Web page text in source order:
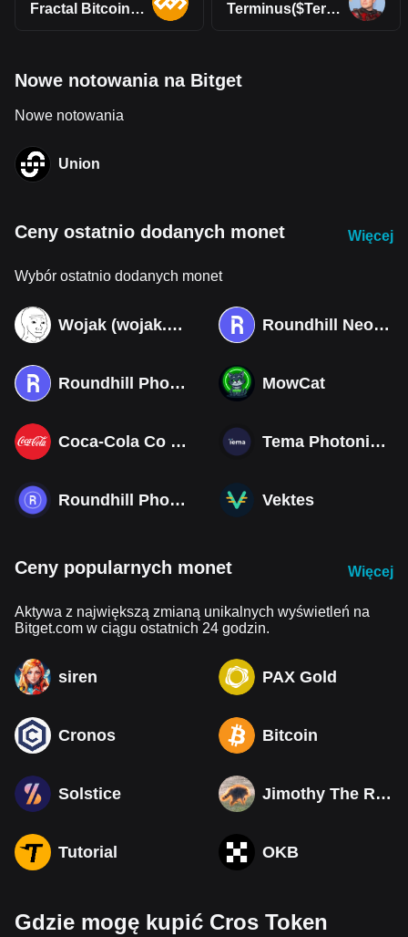
Fractal Bitcoin(FB) Terminus($Terminus)
Nowe notowania na Bitget
Nowe notowania
Union
Ceny ostatnio dodanych monet Więcej
Wybór ostatnio dodanych monet
Wojak (wojak.art) Roundhill Neocloud ETF (Derivatives)
Roundhill Photonics & Optics ETF (Derivatives) MowCat
Coca-Cola Co (Derivatives) Tema Photonics & Optical ETF
Roundhill Photonics & Optics ETF Vektes
Ceny popularnych monet Więcej
Aktywa z największą zmianą unikalnych wyświetleń na
Bitget.com w ciągu ostatnich 24 godzin.
siren PAX Gold
Cronos Bitcoin
Solstice Jimothy The Raccoon
Tutorial OKB
Gdzie mogę kupić Cros Token